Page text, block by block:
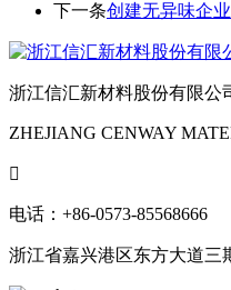
下一条创建无异味企
浙江信汇新材料股份有限公
ZHEJIANG CENWAY

电话：+86-0573-85568666
浙江省嘉兴港区东方大道三